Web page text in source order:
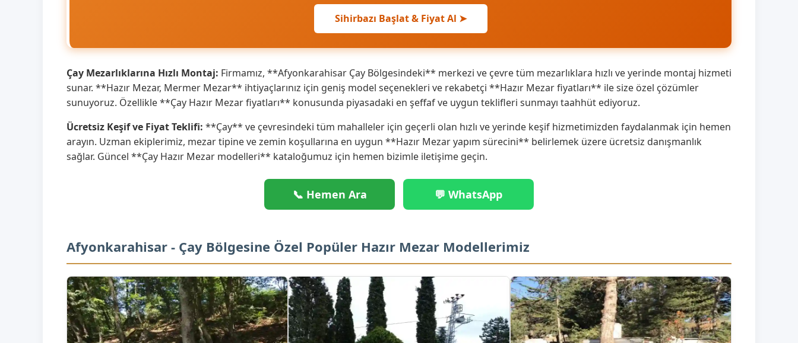
Sihirbazı Başlat & Fiyat Al ➤
Çay Mezarlıklarına Hızlı Montaj: Firmamız, **Afyonkarahisar Çay Bölgesindeki** merkezi ve çevre tüm mezarlıklara hızlı ve yerinde montaj hizmeti
sunar. **Hazır Mezar, Mermer Mezar** ihtiyaçlarınız için geniş model seçenekleri ve rekabetçi **Hazır Mezar fiyatları** ile size özel çözümler
sunuyoruz. Özellikle **Çay Hazır Mezar fiyatları** konusunda piyasadaki en şeffaf ve uygun teklifleri sunmayı taahhüt ediyoruz.
Ücretsiz Keşif ve Fiyat Teklifi: **Çay** ve çevresindeki tüm mahalleler için geçerli olan hızlı ve yerinde keşif hizmetimizden faydalanmak için hemen
arayın. Uzman ekiplerimiz, mezar tipine ve zemin koşullarına en uygun **Hazır Mezar yapım sürecini** belirlemek üzere ücretsiz danışmanlık
sağlar. Güncel **Çay Hazır Mezar modelleri** kataloğumuz için hemen bizimle iletişime geçin.
📞 Hemen Ara 💬 WhatsApp
Afyonkarahisar - Çay Bölgesine Özel Popüler Hazır Mezar Modellerimiz